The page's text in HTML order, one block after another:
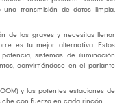
una transmisión de datos limpia,
de los graves y necesitas llenar
es tu mejor alternativa. Estos
sistemas de iluminación
convirtiéndose en el parlante
y las potentes estaciones de
con fuerza en cada rincón.